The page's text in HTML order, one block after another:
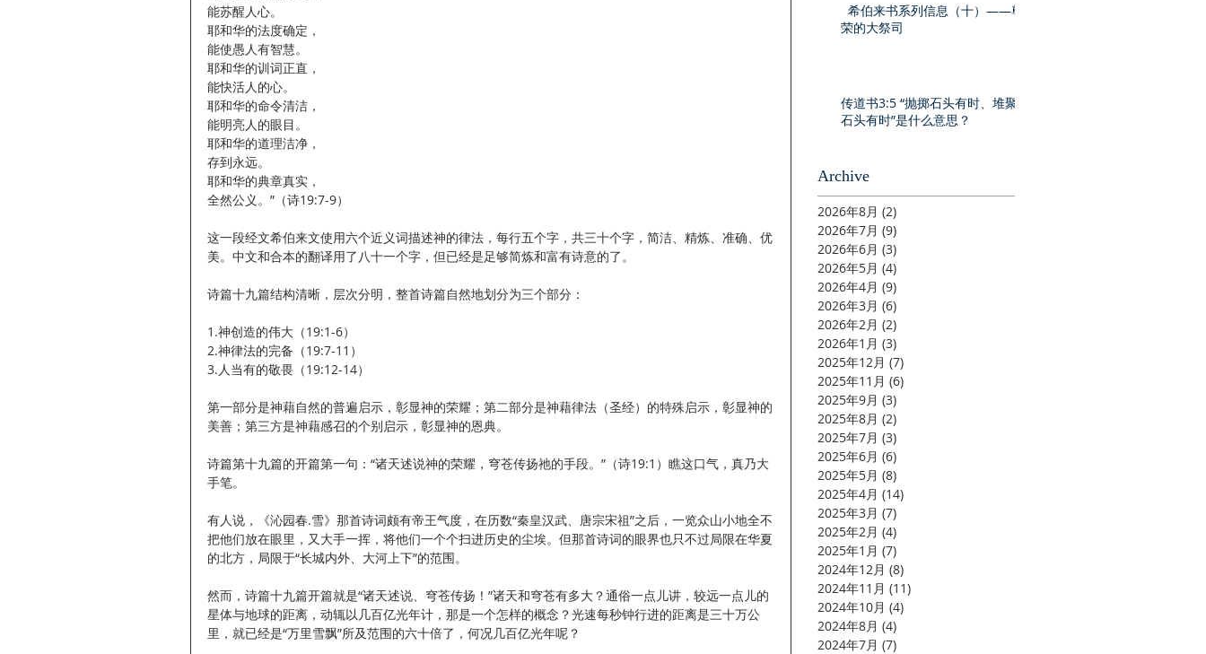
能苏醒人心。
耶和华的法度确定，
能使愚人有智慧。
耶和华的训词正直，
能快活人的心。
耶和华的命令清洁，
能明亮人的眼目。
耶和华的道理洁净，
存到永远。
耶和华的典章真实，
全然公义。”（诗19:7-9）
这一段经文希伯来文使用六个近义词描述神的律法，每行五个字，共三十个字，简洁、精炼、准确、优
美。中文和合本的翻译用了八十一个字，但已经是足够简炼和富有诗意的了。
诗篇十九篇结构清晰，层次分明，整首诗篇自然地划分为三个部分：
1.神创造的伟大（19:1-6）
2.神律法的完备（19:7-11）
3.人当有的敬畏（19:12-14）
第一部分是神藉自然的普遍启示，彰显神的荣耀；第二部分是神藉律法（圣经）的特殊启示，彰显神的
美善；第三方是神藉感召的个别启示，彰显神的恩典。
诗篇第十九篇的开篇第一句：“诸天述说神的荣耀，穹苍传扬祂的手段。”（诗19:1）瞧这口气，真乃大
手笔。
有人说，《沁园春.雪》那首诗词颇有帝王气度，在历数“秦皇汉武、唐宗宋祖”之后，一览众山小地全不
把他们放在眼里，又大手一挥，将他们一个个扫进历史的尘埃。但那首诗词的眼界也只不过局限在华夏
的北方，局限于“长城内外、大河上下”的范围。
然而，诗篇十九篇开篇就是“诸天述说、穹苍传扬！”诸天和穹苍有多大？通俗一点儿讲，较远一点儿的
星体与地球的距离，动辄以几百亿光年计，那是一个怎样的概念？光速每秒钟行进的距离是三十万公
里，就已经是“万里雪飘”所及范围的六十倍了，何况几百亿光年呢？
希伯来书系列信息（十）——尊
荣的大祭司
传道书3:5 “抛掷石头有时、堆聚
石头有时”是什么意思？
Archive
2026年8月 (2)
2026年7月 (9)
2026年6月 (3)
2026年5月 (4)
2026年4月 (9)
2026年3月 (6)
2026年2月 (2)
2026年1月 (3)
2025年12月 (7)
2025年11月 (6)
2025年9月 (3)
2025年8月 (2)
2025年7月 (3)
2025年6月 (6)
2025年5月 (8)
2025年4月 (14)
2025年3月 (7)
2025年2月 (4)
2025年1月 (7)
2024年12月 (8)
2024年11月 (11)
2024年10月 (4)
2024年8月 (4)
2024年7月 (7)